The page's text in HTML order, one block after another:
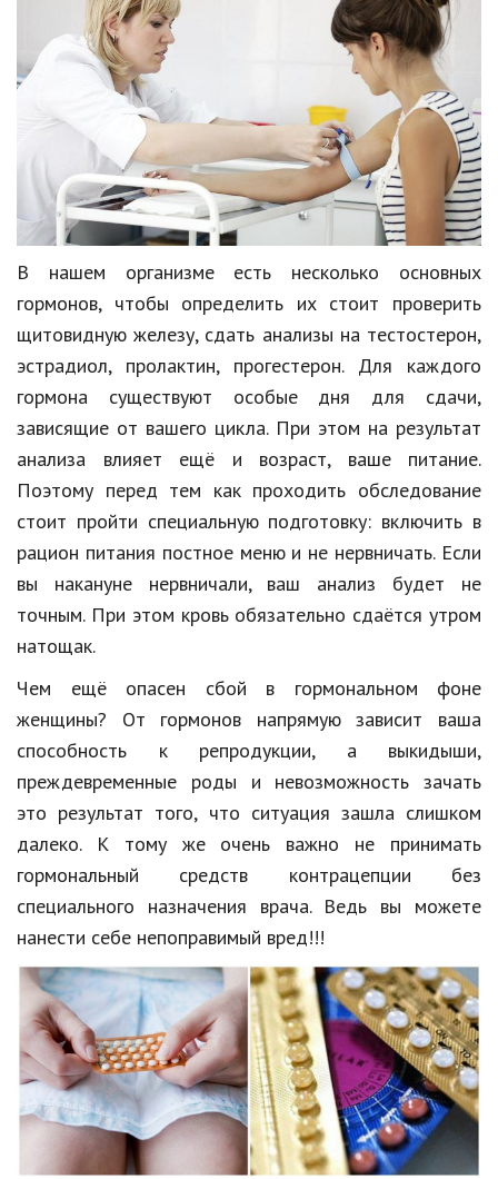
В нашем организме есть несколько основных
гормонов, чтобы определить их стоит проверить
щитовидную железу, сдать анализы на тестостерон,
эстрадиол, пролактин, прогестерон. Для каждого
гормона существуют особые дня для сдачи,
зависящие от вашего цикла. При этом на результат
анализа влияет ещё и возраст, ваше питание.
Поэтому перед тем как проходить обследование
стоит пройти специальную подготовку: включить в
рацион питания постное меню и не нервничать. Если
вы накануне нервничали, ваш анализ будет не
точным. При этом кровь обязательно сдаётся утром
натощак.
Чем ещё опасен сбой в гормональном фоне
женщины? От гормонов напрямую зависит ваша
способность к репродукции, а выкидыши,
преждевременные роды и невозможность зачать
это результат того, что ситуация зашла слишком
далеко. К тому же очень важно не принимать
гормональный средств контрацепции без
специального назначения врача. Ведь вы можете
нанести себе непоправимый вред!!!